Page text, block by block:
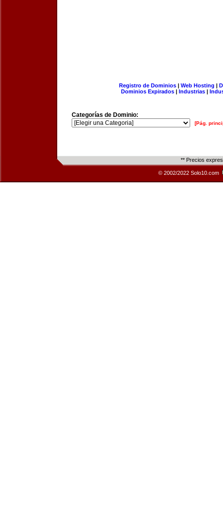
Registro de Dominios| Web Hosting |
Dominios Expirados | Industrias |
Categorías de Dominio:
[Pág.
** Precios
© 2002/2022 Solo10.com